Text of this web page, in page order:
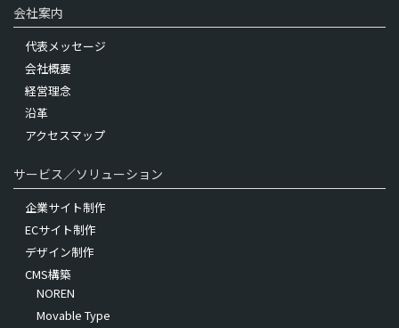
会社案内
代表メッセージ
会社概要
経営理念
沿革
アクセスマップ
サービス／ソリューション
企業サイト制作
ECサイト制作
デザイン制作
CMS構築
NOREN
Movable Type